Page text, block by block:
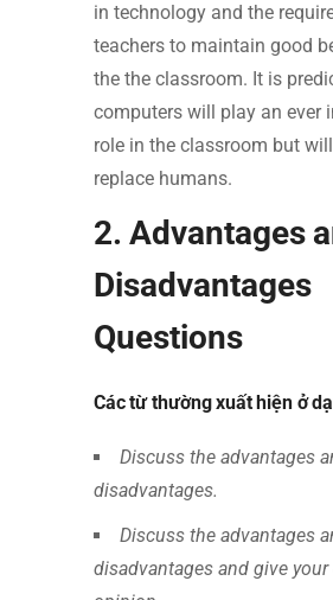
in technology and the
teachers to maintain good
the the classroom. It is
computers will play an ever
role in the classroom but
replace humans.
2. Advantages
Disadvantages
Questions
Các từ thường xuất hiện ở
Discuss the advantages
disadvantages.
Discuss the advantages
disadvantages and give your